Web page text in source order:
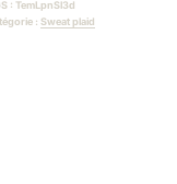
: TemLpnSl3d
: Sweat plaid